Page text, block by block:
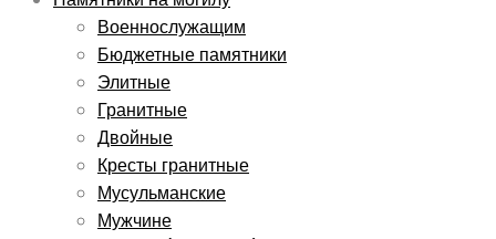
Военнослужащим
Бюджетные памятники
Элитные
Гранитные
Двойные
Кресты гранитные
Мусульманские
Мужчине